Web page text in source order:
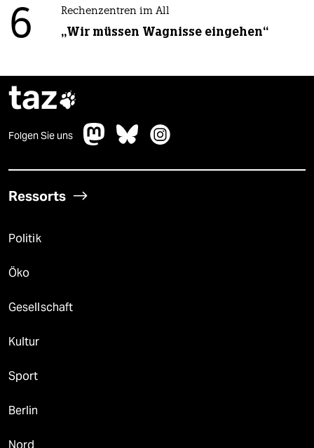
6 Rechenzentren im All
„Wir müssen Wagnisse eingehen“
taz
Folgen Sie uns
Ressorts
Politik
Öko
Gesellschaft
Kultur
Sport
Berlin
Nord